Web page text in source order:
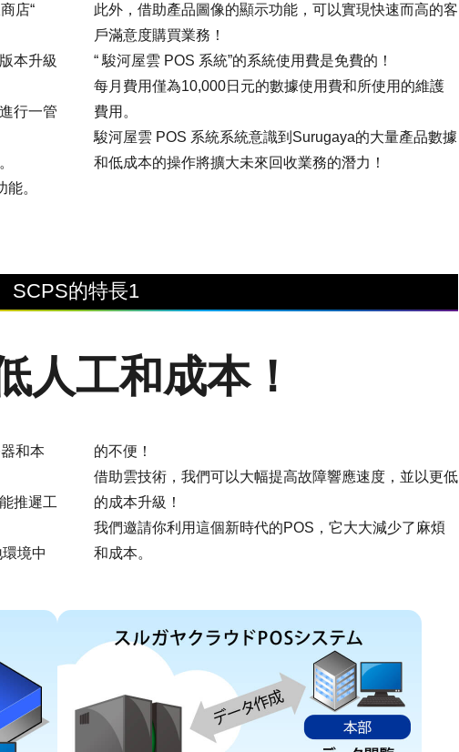
店“
本升級
行一管
。
此外，借助產品圖像的顯示功能，可以實現快速而高的客
戶滿意度購買業務！
“ 駿河屋雲 POS 系統”的系統使用費是免費的！
每月費用僅為10,000日元的數據使用費和所使用的維護
費用。
駿河屋雲 POS 系統系統意識到Surugaya的大量產品數據
和低成本的操作將擴大未來回收業務的潛力！
SCPS的特長1
人工和成本！
和本
推遲工
境中
的不便！
借助雲技術，我們可以大幅提高故障響應速度，並以更低
的成本升級！
我們邀請你利用這個新時代的POS，它大大減少了麻煩
和成本。